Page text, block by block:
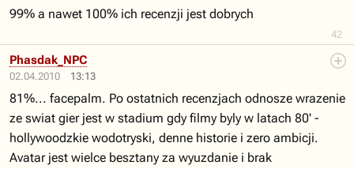
42
99% a nawet 100% ich recenzji jest dobrych
02.04.2010 13:13
Phasdak_NPC
81%... facepalm. Po ostatnich recenzjach odnosze wrazenie
ze swiat gier jest w stadium gdy filmy byly w latach 80' -
hollywoodzkie wodotryski, denne historie i zero ambicji.
Avatar jest wielce besztany za wyuzdanie i brak